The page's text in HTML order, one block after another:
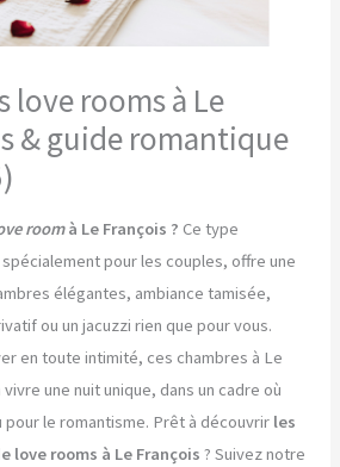
love rooms à Le
& guide romantique
roomà Le François ? Ce type
pour les couples, offre une
élégantes, ambiance tamisée,
ou un jacuzzi rien que pour vous.
en toute intimité, ces chambres à Le
une nuit unique, dans un cadre où
pour le romantisme. Prêt à découvrir les
love rooms à Le François ? Suivez notre